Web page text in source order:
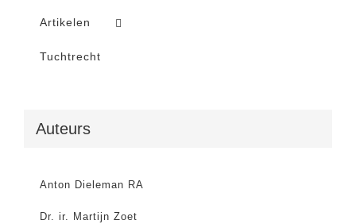
Artikelen
Tuchtrecht
Auteurs
Anton Dieleman RA
Dr. ir. Martijn Zoet